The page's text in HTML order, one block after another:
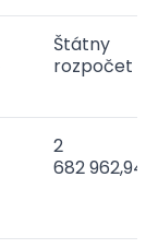
Štátny
rozpočet
2
682 962,94